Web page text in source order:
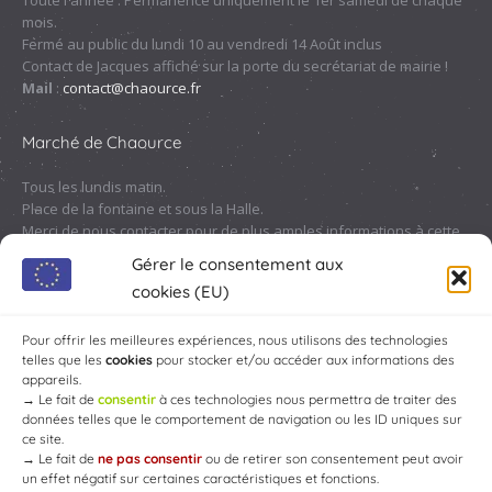
Gérer le consentement aux
cookies (EU)
Pour offrir les meilleures expériences, nous utilisons des technologies
telles que les cookies pour stocker et/ou accéder aux informations des
appareils.
→ Le fait de consentir à ces technologies nous permettra de traiter des
données telles que le comportement de navigation ou les ID uniques sur
ce site.
→ Le fait de ne pas consentir ou de retirer son consentement peut avoir
un effet négatif sur certaines caractéristiques et fonctions.
mois.
Fermé au public du lundi 10 au vendredi 14 Août inclus
Contact de Jacques affiché sur la porte du secrétariat de mairie !
Mail : contact@chaource.fr
Marché de Chaource
Tous les lundis matin.
Place de la fontaine et sous la Halle.
Merci de nous contacter pour de plus amples informations à cette